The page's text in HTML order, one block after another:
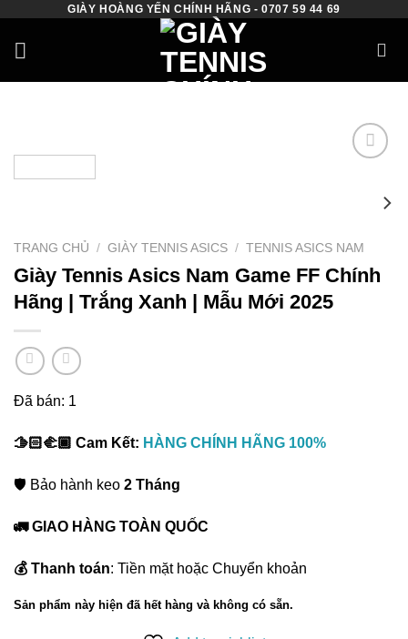
content
GIÀY HOÀNG YẾN CHÍNH HÃNG - 0707 59 44 69
TRANG CHỦ / GIÀY TENNIS ASICS / TENNIS ASICS NAM
Giày Tennis Asics Nam Game FF Chính
Hãng | Trắng Xanh | Mẫu Mới 2025
Đã bán: 1
🫱🏻‍🫲🏾 Cam Kết: HÀNG CHÍNH HÃNG 100%
🛡️ Bảo hành keo 2 Tháng
🚛 GIAO HÀNG TOÀN QUỐC
💰 Thanh toán: Tiền mặt hoặc Chuyển khoản
Sản phẩm này hiện đã hết hàng và không có sẵn.